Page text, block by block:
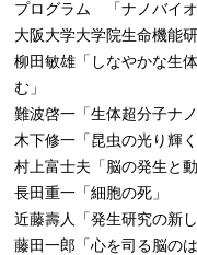
プログラム 「ナノバイオ
大阪大学大学院生命機能
柳田敏雄「しなやかな生
む」
難波啓一「生体超分子ナ
木下修一「昆虫の光り輝
村上富士夫「脳の発生と
長田重一「細胞の死」
近藤壽人「発生研究の新
藤田一郎「心を司る脳の